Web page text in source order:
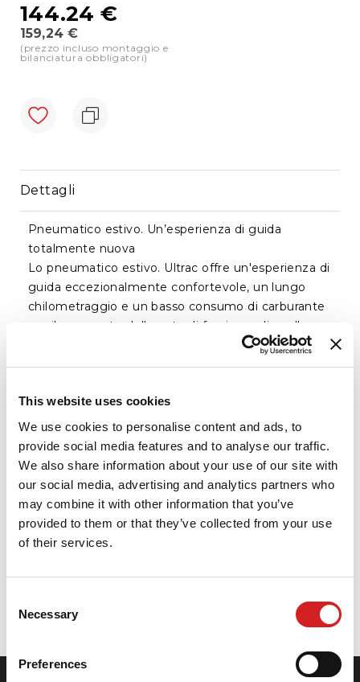
This website uses cookies
We use cookies to personalise content and ads, to
provide social media features and to analyse our traffic.
We also share information about your use of our site with
our social media, advertising and analytics partners who
may combine it with other information that you’ve
provided to them or that they’ve collected from your use
of their services.
Selection
Necessary
Preferences
Doctor
Glass
Promo
144.24 €
Prezzo
159,24 €
(prezzo incluso montaggio e
bilanciatura obbligatori)
Dettagli
Pneumatico estivo. Un’esperienza di guida
totalmente nuova
Lo pneumatico estivo. Ultrac offre un'esperienza di
guida eccezionalmente confortevole, un lungo
chilometraggio e un basso consumo di carburante
per il segmento delle auto di fascia media nelle
MANOVRABILITÀ SULL'ASCIUTTO E SUL
Cavità degli pneumatici aggiornata con
un'impronta più squadrata
FRENATA OTTIMIZZATA DEL 10% SU SUPERFICI
ASCIUTTE E BAGNATE
Composto del battistrada di nuova generazione
con blocchi più rigidi
GUIDA 5% PIÙ CONFORTEVOLE E SILENZIOSA
Costruzione della spalla ottimizzata con una
Specifiche